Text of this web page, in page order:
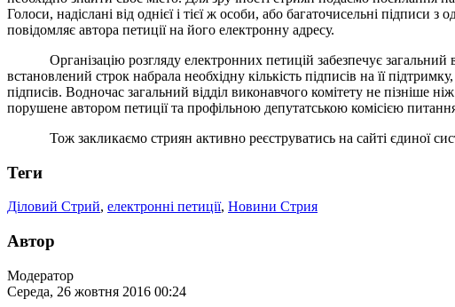
Голоси, надіслані від однієї і тієї ж особи, або багаточисельні
повідомляє автора петиції на його електронну адресу.
Організацію розгляду електронних петицій забезпечує загальний
встановлений строк набрала необхідну кількість підписів на її
підписів. Водночас загальний відділ виконавчого комітету не пізніше
порушене автором петиції та профільною депутатською комісією
Тож закликаємо стриян активно реєструватись на сайті єдиної
Теги
Діловий Стрий, електронні петиції, Новини Стрия
Автор
Модератор
Середа, 26 жовтня 2016 00:24